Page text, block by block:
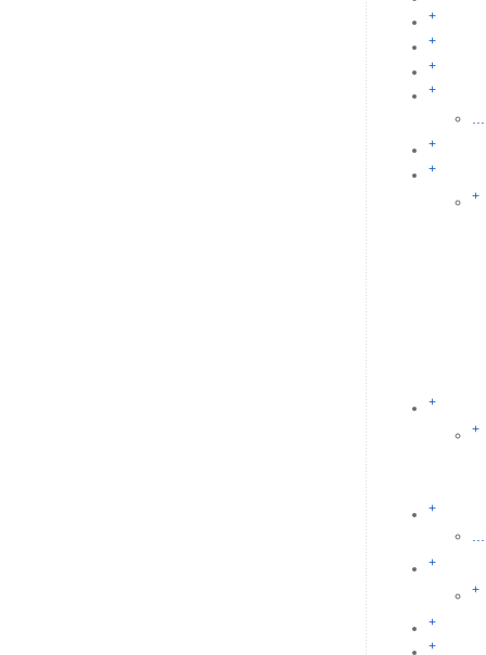
+
+
+
+
+
+
+
+
+
+
...
+
+
+
+